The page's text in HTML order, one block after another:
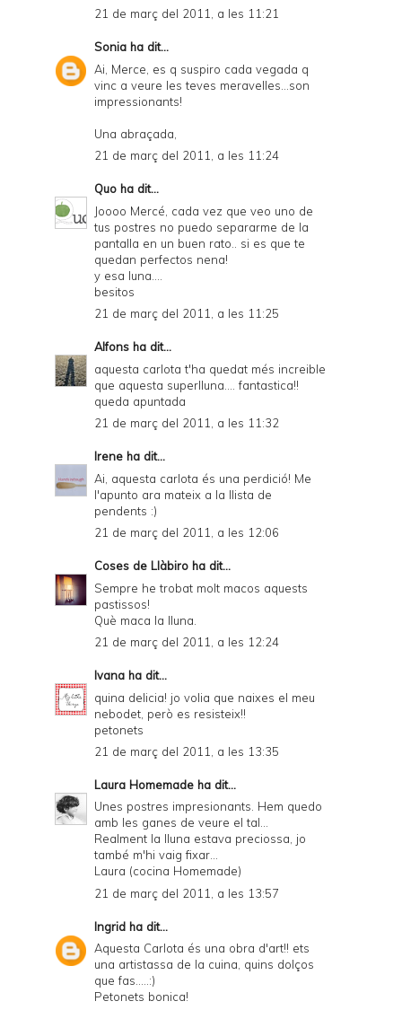
21 de març del 2011, a les 11:21
Sonia ha dit...
Ai, Merce, es q suspiro cada vegada q
vinc a veure les teves meravelles...son
impressionants!
Una abraçada,
21 de març del 2011, a les 11:24
Quo ha dit...
Joooo Mercé, cada vez que veo uno de
tus postres no puedo separarme de la
pantalla en un buen rato.. si es que te
quedan perfectos nena!
y esa luna....
besitos
21 de març del 2011, a les 11:25
Alfons ha dit...
aquesta carlota t'ha quedat més increible
que aquesta superlluna.... fantastica!!
queda apuntada
21 de març del 2011, a les 11:32
Irene ha dit...
Ai, aquesta carlota és una perdició! Me
l'apunto ara mateix a la llista de
pendents :)
21 de març del 2011, a les 12:06
Coses de Llàbiro ha dit...
Sempre he trobat molt macos aquests
pastissos!
Què maca la lluna.
21 de març del 2011, a les 12:24
Ivana ha dit...
quina delicia! jo volia que naixes el meu
nebodet, però es resisteix!!
petonets
21 de març del 2011, a les 13:35
Laura Homemade ha dit...
Unes postres impresionants. Hem quedo
amb les ganes de veure el tal...
Realment la lluna estava preciossa, jo
també m'hi vaig fixar...
Laura (cocina Homemade)
21 de març del 2011, a les 13:57
Ingrid ha dit...
Aquesta Carlota és una obra d'art!! ets
una artistassa de la cuina, quins dolços
que fas.....:)
Petonets bonica!